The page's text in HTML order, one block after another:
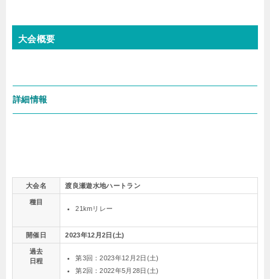
大会概要
詳細情報
大会名 渡良瀬遊水地ハートラン
種目
21kmリレー
開催日 2023年12月2日(土)
過去
日程
第3回：2023年12月2日(土)
第2回：2022年5月28日(土)